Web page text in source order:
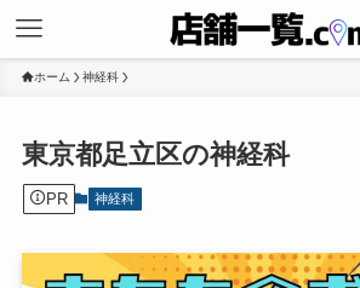
ホーム 神経科
東京都足立区の神経科
PR 神経科